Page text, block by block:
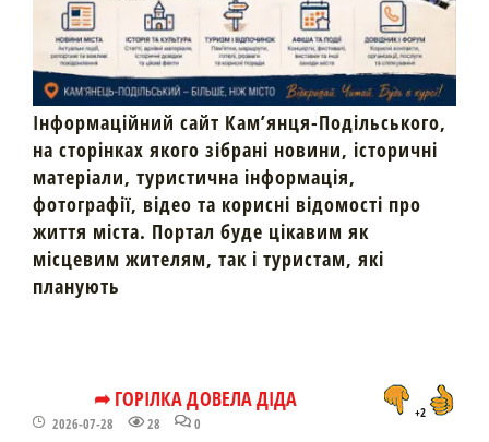
Інформаційний сайт Кам’янця-Подільського,
на сторінках якого зібрані новини, історичні
матеріали, туристична інформація,
фотографії, відео та корисні відомості про
життя міста. Портал буде цікавим як
місцевим жителям, так і туристам, які
планують
➦ ГОРІЛКА ДОВЕЛА ДІДА
2026-07-28 28 0
+2